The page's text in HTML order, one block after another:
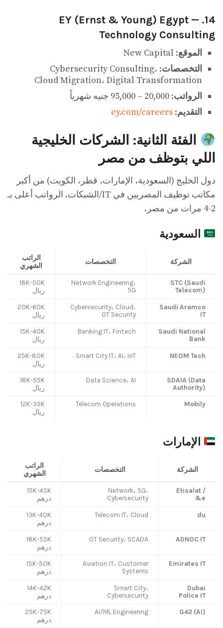
14. EY (Ernst & Young) Egypt —
Technology Consulting
الموقع: New Capital
التخصصات : Cybersecurity Consulting،
Cloud Migration، Digital Transformation
الرواتب: 20,000 – 95,000 جنيه شهرياً
التقديم:
ey.com/careers
الفئة الثانية: الشركات الخليجية
اللي بتوظف من مصر
دول الخليج (السعودية، الإمارات، قطر، الكويت) من أكبر
مكاتب توظيف المصريين في IT/الشبكات. الرواتب أعلى بـ
2-4 مرات من مصر.
السعودية
الشركة التخصصات
الراتب
الشهري
STC (Saudi
Telecom)
Network Engineering،
5G
18K-50K
ريال
Saudi Aramco
IT
Cybersecurity، Cloud،
OT Security
20K-60K
ريال
Saudi National
Bank
Banking IT، Fintech
15K-40K
ريال
NEOM Tech Smart City IT، AI، IoT
25K-80K
ريال
SDAIA (Data
Authority)
Data Science، AI
18K-55K
ريال
Mobily
Telecom Operations
12K-35K
ريال
الإمارات
الشركة التخصصات
الراتب
الشهري
Etisalat /
e&
Network، 5G،
Cybersecurity
15K-45K
درهم
du Telecom IT، Cloud
13K-40K
درهم
ADNOC IT OT Security، SCADA
18K-55K
درهم
Emirates IT
Aviation IT، Customer
Systems
15K-50K
درهم
Dubai
Police IT
Smart City،
Cybersecurity
14K-42K
درهم
G42 (AI)
AI/ML Engineering
25K-75K
درهم